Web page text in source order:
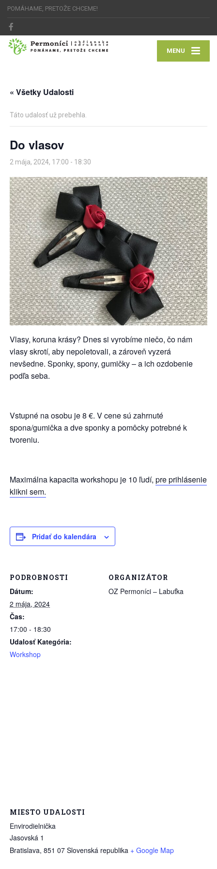
POMÁHAME, PRETOŽE CHCEME!
MENU
« Všetky Udalosti
Táto udalosť už prebehla.
Do vlasov
2 mája, 2024, 17:00 - 18:30
Vlasy, koruna krásy? Dnes si vyrobíme niečo, čo nám
vlasy skrotí, aby nepoletovali, a zároveň vyzerá
nevšedne. Sponky, spony, gumičky – a ich ozdobenie
podľa seba.
Vstupné na osobu je 8 €. V cene sú zahrnuté
spona/gumička a dve sponky a pomôcky potrebné k
tvoreniu.
Maximálna kapacita workshopu je 10 ľudí, pre prihlásenie
klikni sem.
Pridať do kalendára
PODROBNOSTI
Dátum:
2 mája, 2024
Čas:
17:00 - 18:30
Udalosť Kategória:
Workshop
ORGANIZÁTOR
OZ Permoníci – Labuťka
MIESTO UDALOSTI
Envirodielnička
Jasovská 1
Bratislava, 851 07 Slovenská republika + Google Map